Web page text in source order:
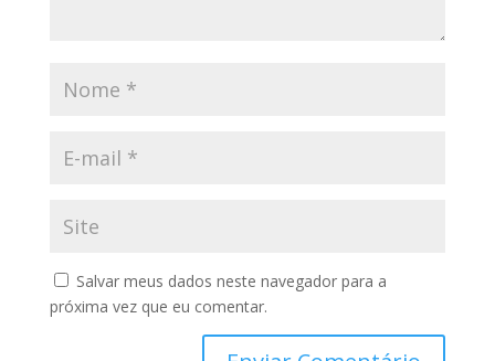
Salvar meus dados neste navegador para a
próxima vez que eu comentar.